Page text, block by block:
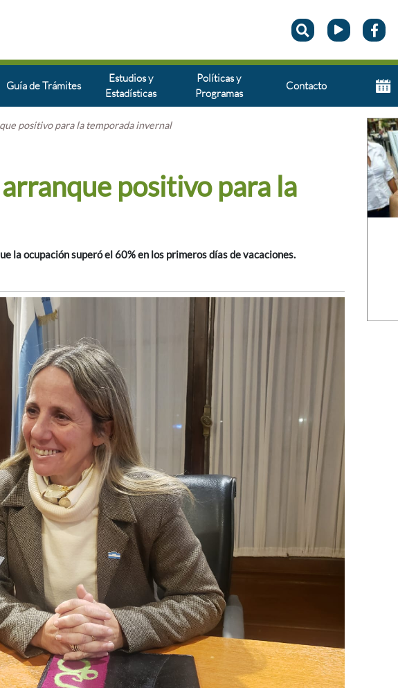
Guía de Trámites
Estudios y
Estadísticas
Políticas y
Programas
Contacto
positivo para la temporada invernal
positivo para la
la ocupación superó el 60% en los primeros días de vacaciones.